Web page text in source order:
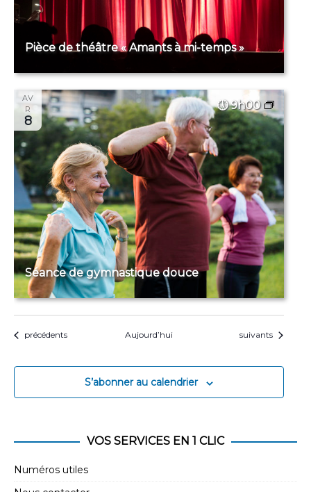
Pièce de théâtre « Amants à mi-temps »
AV
R
8
9h00
Séance de gymnastique douce
Évènements
précédents Aujourd’hui Évènements
suivants
S’abonner au calendrier
VOS SERVICES EN 1 CLIC
Numéros utiles